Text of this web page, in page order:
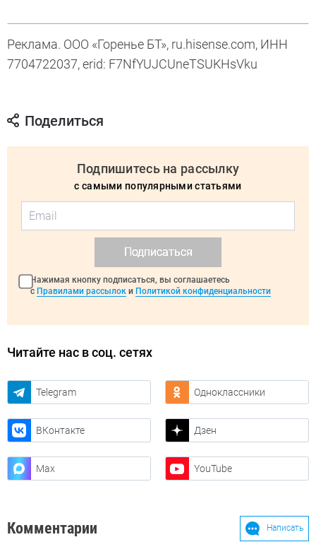
Реклама. ООО «Горенье БТ», ru.hisense.com, ИНН
7704722037, erid: F7NfYUJCUneTSUKHsVku
Поделиться
Подпишитесь на рассылку
с самыми популярными статьями
Подписаться
Нажимая кнопку подписаться, вы соглашаетесь
с Правилами рассылок и Политикой конфиденциальности
Читайте нас в соц. сетях
Telegram Одноклассники
ВКонтакте Дзен
Max YouTube
Комментарии Написать